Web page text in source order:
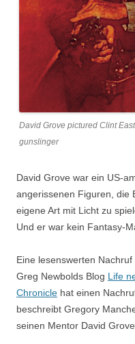
David Grove pictured Clint
gunslinger
David Grove war ein US-
angerissenen Figuren, die
eigene Art mit Licht zu
Und er war kein Fantasy-
Eine lesenswerten
Greg Newbolds Blog Life
Chronicle hat einen
beschreibt Gregory
seinen Mentor David Grove.